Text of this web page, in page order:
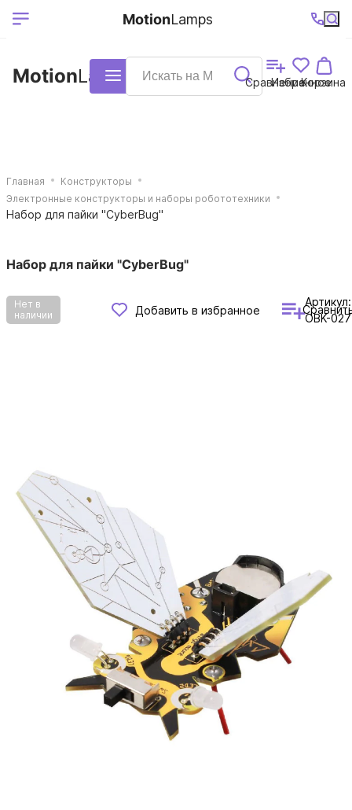
Ваш регион
Выберите ваш
+7 (495)740-
38-68
График
работы
MotionLamps Каталог Сравнение
Избранное
Корзина
MotionLamps
Главная
Конструкторы
Электронные конструкторы и наборы робототехники
Набор для пайки "CyberBug"
Набор для пайки "CyberBug"
Нет в
наличии
Добавить в избранное
Артикул:
OBK-027